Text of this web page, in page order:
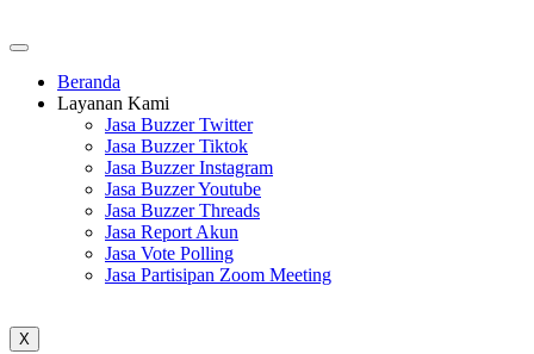
Beranda
Layanan Kami
Jasa Buzzer Twitter
Jasa Buzzer Tiktok
Jasa Buzzer Instagram
Jasa Buzzer Youtube
Jasa Buzzer Threads
Jasa Report Akun
Jasa Vote Polling
Jasa Partisipan Zoom Meeting
X